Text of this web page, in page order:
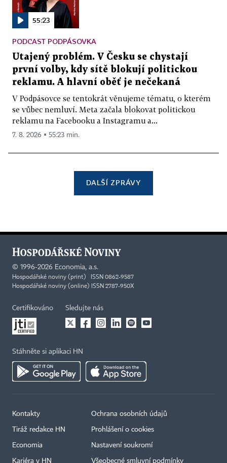
55:23
PODCAST PODPÁSOVKA
Utajený problém. V Česku se chystají
první volby, kdy sítě blokují politickou
reklamu. A hlavní oběť je nečekaná
V Podpásovce se tentokrát věnujeme tématu, o kterém
se vůbec nemluví. Meta začala blokovat politickou
reklamu na Facebooku a Instagramu a...
7. 8. 2026 ▪ 55:23 min.
DALŠÍ ZPRÁVY
© 1996-2026 Economia, a.s.
Hospodářské noviny (print) ISSN 0862-9587
Hospodářské noviny (online) ISSN 2787-950X
Certifikováno Sledujte nás
Stáhněte si aplikaci HN
Kontakty
Tiráž redakce HN
Economia
Kariéra v HN
Ochrana osobních údajů
Prohlášení o cookies
Nastavení soukromí
Všeobecné smluvní podmínky